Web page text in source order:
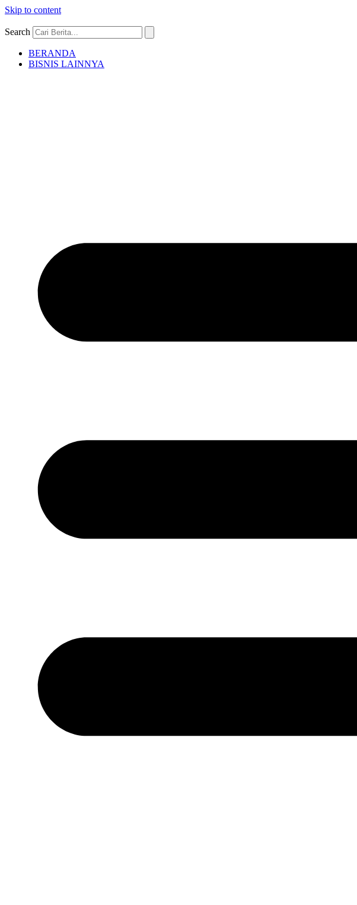
Skip to content
Search
BERANDA
BISNIS LAINNYA